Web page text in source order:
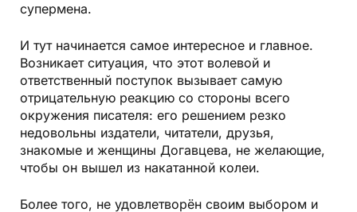
супермена.
И тут начинается самое интересное и главное.
Возникает ситуация, что этот волевой и
ответственный поступок вызывает самую
отрицательную реакцию со стороны всего
окружения писателя: его решением резко
недовольны издатели, читатели, друзья,
знакомые и женщины Догавцева, не желающие,
чтобы он вышел из накатанной колеи.
Более того, не удовлетворён своим выбором и